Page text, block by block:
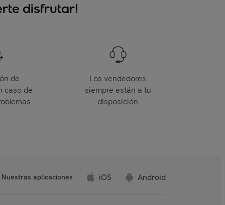
disfrutar!
de
caso de
Los vendedores
siempre están a tu
disposición
Nuestras aplicaciones iOS Android